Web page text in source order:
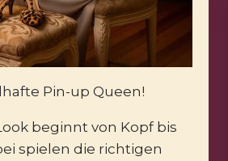
Pin-up Queen!
beginnt von Kopf bis
spielen die richtigen